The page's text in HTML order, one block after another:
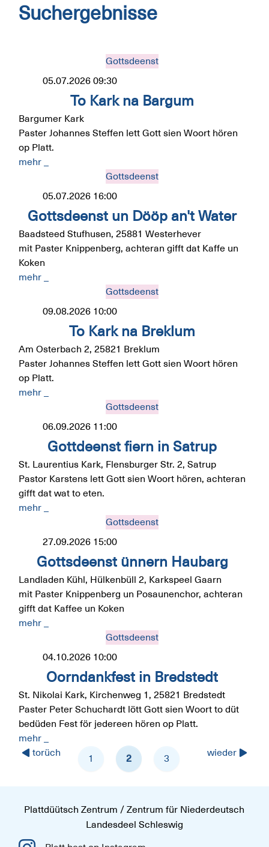
Suchergebnisse
Gottsdeenst
05.07.2026 09:30
To Kark na Bargum
Bargumer Kark
Paster Johannes Steffen lett Gott sien Woort hören
op Platt.
mehr _
Gottsdeenst
05.07.2026 16:00
Gottsdeenst un Dööp an't Water
Baadsteed Stufhusen, 25881 Westerhever
mit Paster Knippenberg, achteran gifft dat Kaffe un
Koken
mehr _
Gottsdeenst
09.08.2026 10:00
To Kark na Breklum
Am Osterbach 2, 25821 Breklum
Paster Johannes Steffen lett Gott sien Woort hören
op Platt.
mehr _
Gottsdeenst
06.09.2026 11:00
Gottdeenst fiern in Satrup
St. Laurentius Kark, Flensburger Str. 2, Satrup
Pastor Karstens lett Gott sien Woort hören, achteran
gifft dat wat to eten.
mehr _
Gottsdeenst
27.09.2026 15:00
Gottsdeenst ünnern Haubarg
Landladen Kühl, Hülkenbüll 2, Karkspeel Gaarn
mit Paster Knippenberg un Posaunenchor, achteran
gifft dat Kaffee un Koken
mehr _
Gottsdeenst
04.10.2026 10:00
Oorndankfest in Bredstedt
St. Nikolai Kark, Kirchenweg 1, 25821 Bredstedt
Paster Peter Schuchardt lött Gott sien Woort to düt
bedüden Fest för jedereen hören op Platt.
mehr _
torüch
1 2 3
wieder
Plattdüütsch Zentrum / Zentrum für Niederdeutsch
Landesdeel Schleswig